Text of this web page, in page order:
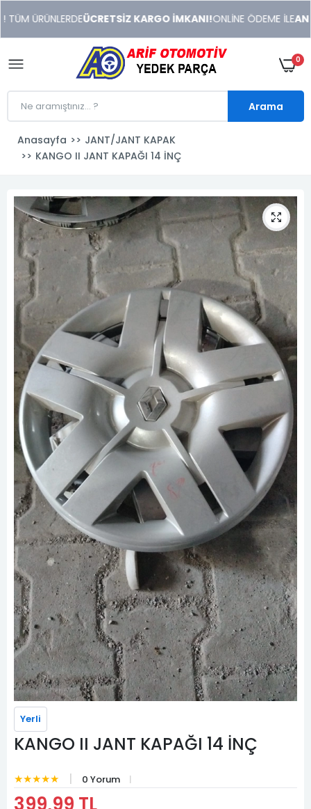
xonusu
veren
sitolar
ÜRÜNLERDEÜCRETSİZ KARGO İMKANI!ONLİNE ÖDEME İLE
0
Arama
Anasayfa
JANT/JANT KAPAK
KANGO II JANT KAPAĞI 14 İNÇ
Yerli
KANGO II JANT KAPAĞI 14 İNÇ
★★★★★ 0 Yorum